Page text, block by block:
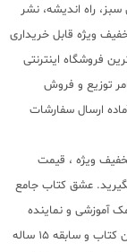
راه اندیشه، نشر
ویژه قابل خریداری
فروشگاه اینترنتی
تا کنکور با سابقه 15 ساله در امر توزیع و فروش
ارسال سفارشات
ویژه ، قیمت
عشق کتاب جامع
آموزشی و نماینده
مستقیم ناشران معتبر کمک آموزشی با بیش از 11000 عنوان کتاب و سابقه 15 ساله